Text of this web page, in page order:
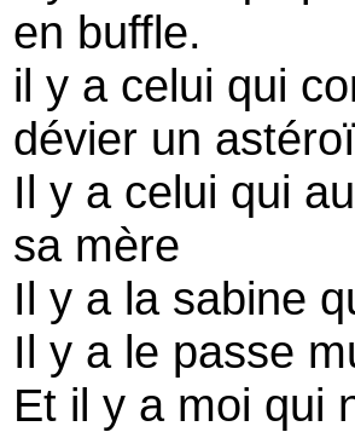
en buffle.
il y a celui qui
dévier un
Il y a celui qui
sa mère
Il y a la sabine
Il y a le passe
Et il y a moi qui